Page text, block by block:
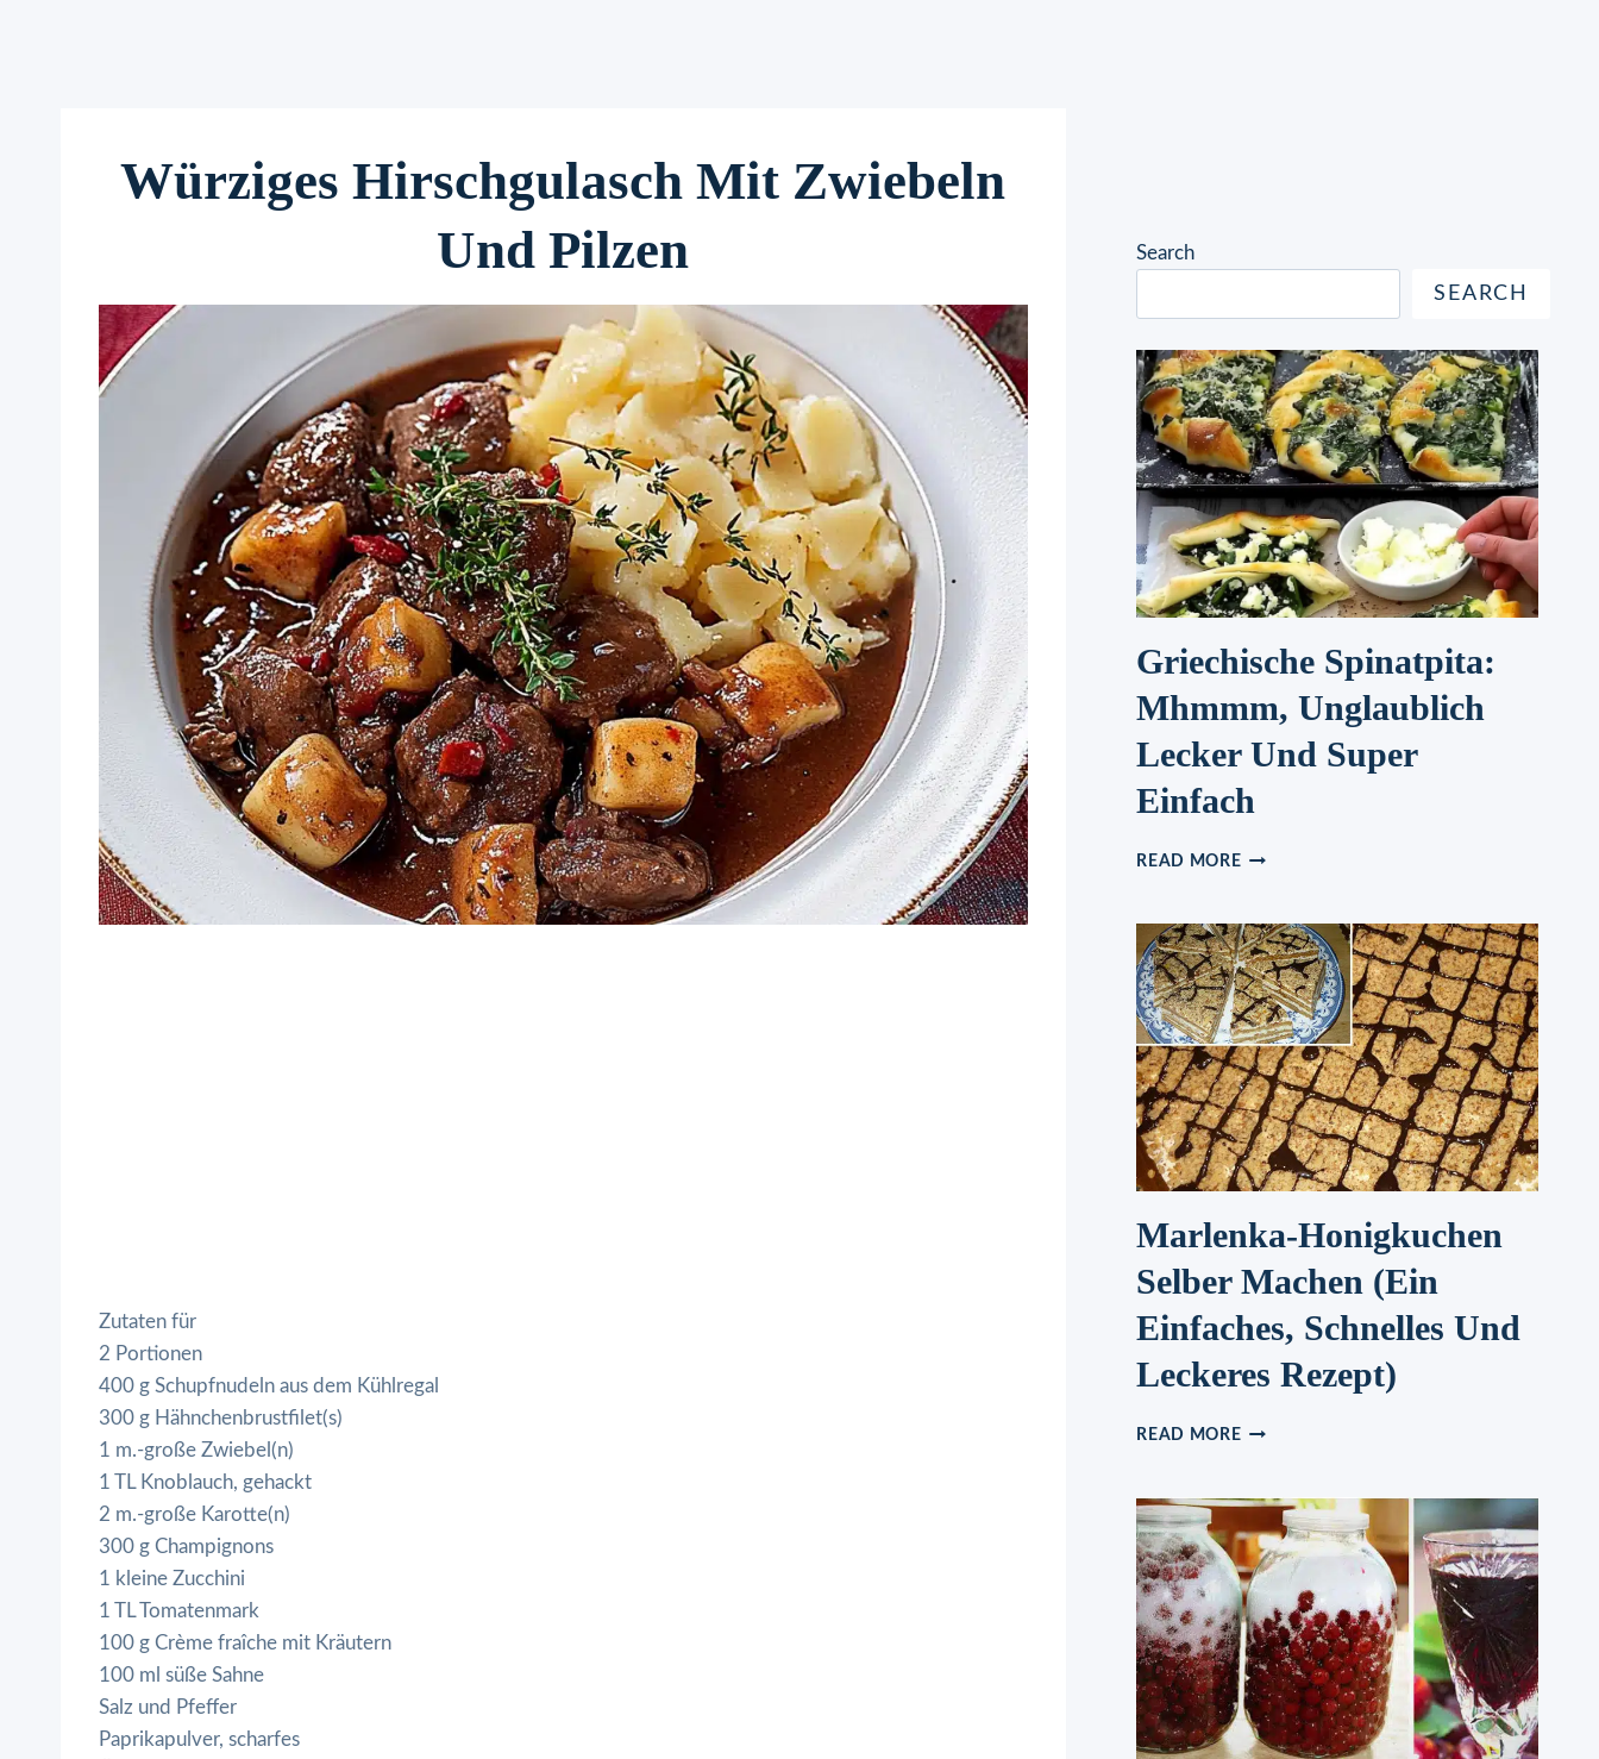
Würziges Hirschgulasch Mit Zwiebeln
Und Pilzen
Zutaten für
2 Portionen
400 g Schupfnudeln aus dem Kühlregal
300 g Hähnchenbrustfilet(s)
1 m.-große Zwiebel(n)
1 TL Knoblauch, gehackt
2 m.-große Karotte(n)
300 g Champignons
1 kleine Zucchini
1 TL Tomatenmark
100 g Crème fraîche mit Kräutern
100 ml süße Sahne
Salz und Pfeffer
Paprikapulver, scharfes
Search
SEARCH
Griechische Spinatpita:
Mhmmm, Unglaublich
Lecker Und Super
Einfach
READ MOREGRIECHISCHE
UNGLAUBLICH
LECKER
UND
SUPER
EINFACH
Marlenka-Honigkuchen
Selber Machen (ein
Einfaches, Schnelles Und
Leckeres Rezept)
READ MOREMARLENKA-
MACHEN
(EIN
EINFACHES,
SCHNELLES
UND
LECKERES
REZEPT)